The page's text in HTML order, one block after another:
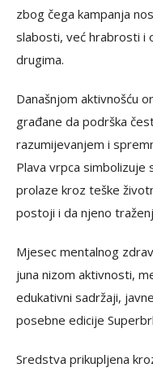
zbog čega kampanja
slabosti, već hrabrosti i
drugima.
Današnjom aktivnošću
građane da podrška
razumijevanjem i
Plava vrpca simbolizuje
prolaze kroz teške
postoji i da njeno
Mjesec mentalnog
juna nizom aktivnosti,
edukativni sadržaji,
posebne edicije
Sredstva prikupljena